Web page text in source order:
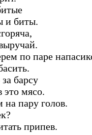
и биты.
по паре
барсу
это мясо.
пару голов.
припев.